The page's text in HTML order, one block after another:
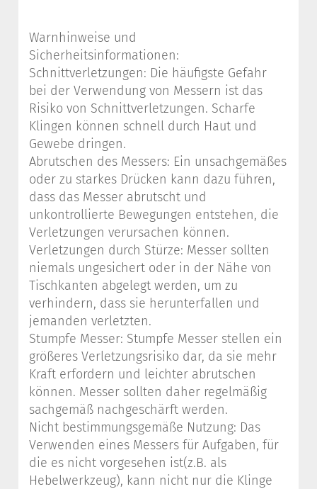
Warnhinweise und
Sicherheitsinformationen:
Schnittverletzungen: Die häufigste Gefahr
bei der Verwendung von Messern ist das
Risiko von Schnittverletzungen. Scharfe
Klingen können schnell durch Haut und
Gewebe dringen.
Abrutschen des Messers: Ein unsachgemäßes
oder zu starkes Drücken kann dazu führen,
dass das Messer abrutscht und
unkontrollierte Bewegungen entstehen, die
Verletzungen verursachen können.
Verletzungen durch Stürze: Messer sollten
niemals ungesichert oder in der Nähe von
Tischkanten abgelegt werden, um zu
verhindern, dass sie herunterfallen und
jemanden verletzten.
Stumpfe Messer: Stumpfe Messer stellen ein
größeres Verletzungsrisiko dar, da sie mehr
Kraft erfordern und leichter abrutschen
können. Messer sollten daher regelmäßig
sachgemäß nachgeschärft werden.
Nicht bestimmungsgemäße Nutzung: Das
Verwenden eines Messers für Aufgaben, für
die es nicht vorgesehen ist(z.B. als
Hebelwerkzeug), kann nicht nur die Klinge